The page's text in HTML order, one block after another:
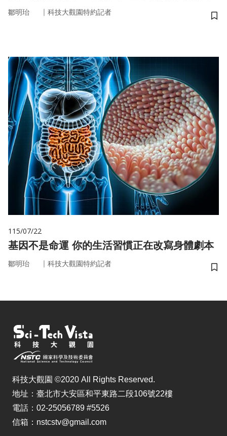
鄒明珆 ｜ 科技大觀園特約記者
儲
115/07/22
基因不是命運 你的生活習慣正在改寫身體劇本
鄒明珆 ｜ 科技大觀園特約記者
儲
科技大觀園 ©2020 All Rights Reserved.
地址：臺北市大安區和平東路二段106號22樓
電話：02-25056789 #5526
信箱：nstcstv@gmail.com